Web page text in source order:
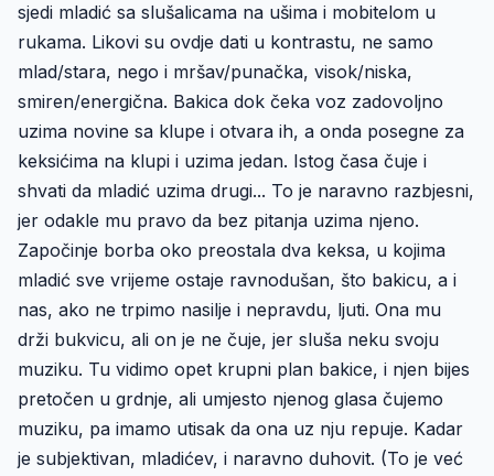
sjedi mladić sa slušalicama na ušima i mobitelom u
rukama. Likovi su ovdje dati u kontrastu, ne samo
mlad/stara, nego i mršav/punačka, visok/niska,
smiren/energična. Bakica dok čeka voz zadovoljno
uzima novine sa klupe i otvara ih, a onda posegne za
keksićima na klupi i uzima jedan. Istog časa čuje i
shvati da mladić uzima drugi... To je naravno razbjesni,
jer odakle mu pravo da bez pitanja uzima njeno.
Započinje borba oko preostala dva keksa, u kojima
mladić sve vrijeme ostaje ravnodušan, što bakicu, a i
nas, ako ne trpimo nasilje i nepravdu, ljuti. Ona mu
drži bukvicu, ali on je ne čuje, jer sluša neku svoju
muziku. Tu vidimo opet krupni plan bakice, i njen bijes
pretočen u grdnje, ali umjesto njenog glasa čujemo
muziku, pa imamo utisak da ona uz nju repuje. Kadar
je subjektivan, mladićev, i naravno duhovit. (To je već